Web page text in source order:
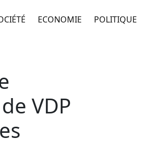
ECONOMIE POLITIQUE
VDP